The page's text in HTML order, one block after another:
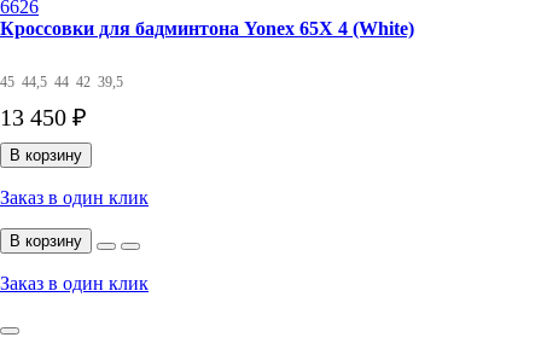
6626
Кроссовки для бадминтона Yonex 65X 4 (White)
45 44,5 44 42 39,5
13 450 ₽
В корзину
Заказ в один клик
В корзину
Заказ в один клик